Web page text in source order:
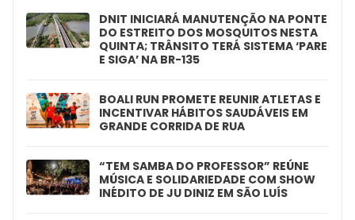
DNIT INICIARÁ MANUTENÇÃO NA PONTE
DO ESTREITO DOS MOSQUITOS NESTA
QUINTA; TRÂNSITO TERÁ SISTEMA ‘PARE
E SIGA’ NA BR-135
BOALI RUN PROMETE REUNIR ATLETAS E
INCENTIVAR HÁBITOS SAUDÁVEIS EM
GRANDE CORRIDA DE RUA
“TEM SAMBA DO PROFESSOR” REÚNE
MÚSICA E SOLIDARIEDADE COM SHOW
INÉDITO DE JU DINIZ EM SÃO LUÍS